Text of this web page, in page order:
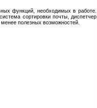
функций, необходимых в работе.
сортировки почты, диспетчер
полезных возможностей.